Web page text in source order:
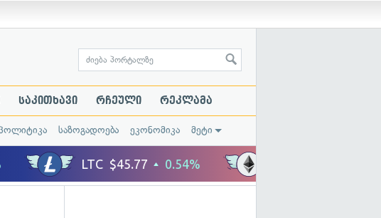
საკითხავი რჩეული რეკლამა
საზოგადოება ეკონომიკა მეტი